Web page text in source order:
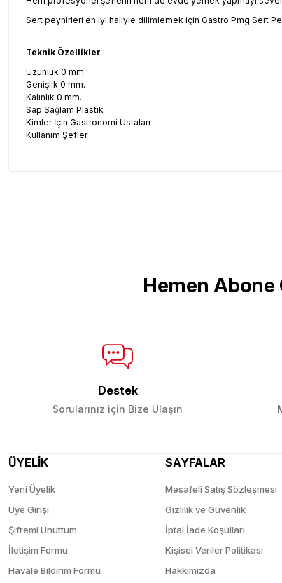
Sert peynirleri en iyi haliyle dilimlemek için Gastro Pmg Sert
Teknik Özellikler
Uzunluk 0 mm.
Genişlik 0 mm.
Kalınlık 0 mm.
Sap Sağlam Plastik
Kimler İçin Gastronomi Ustaları
Kullanım Şefler
Ürün fiyatı diğer sitelerden daha pahalı.Hemen Abone
Destek
Sorularınız için Bize Ulaşın
ÜYELİK
Yeni Üyelik
Üye Girişi
Şifremi Unuttum
İletişim Formu
Havale Bildirim Formu
SAYFALAR
Mesafeli Satış Sözleşmesi
Gizlilik ve Güvenlik
İptal İade Koşullari
Kişisel Veriler Politikası
Hakkımızda